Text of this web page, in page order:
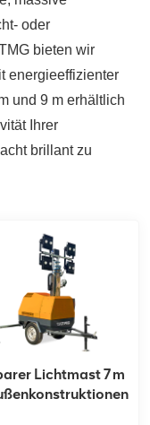
oder
bieten wir
energieeffizienter
und 9 m erhältlich
Ihrer
brillant zu
Lichtmast 7m